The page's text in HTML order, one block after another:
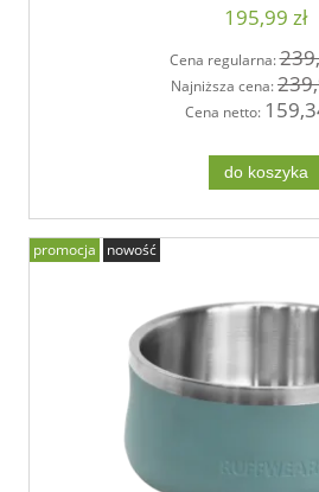
195,99 zł
Cena regularna:
Najniższa cena:
Cena netto:
do koszyka
promocja nowość